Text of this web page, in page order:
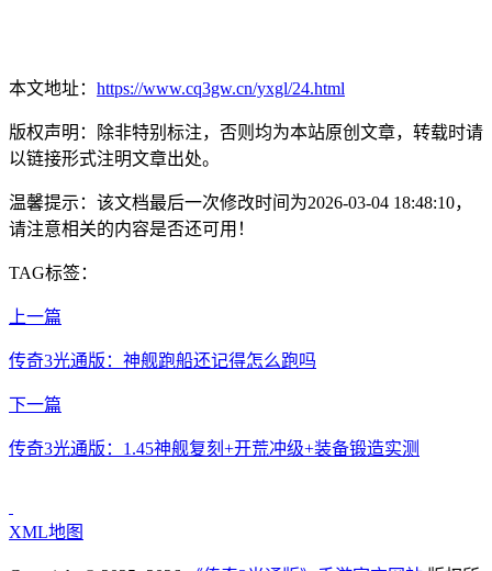
本文地址： https://www.cq3gw.cn/yxgl/24.html
版权声明：除非特别标注，否则均为本站原创文章，转载时请
以链接形式注明文章出处。
温馨提示：该文档最后一次修改时间为2026-03-04 18:48:10，
请注意相关的内容是否还可用！
TAG标签：
上一篇
传奇3光通版：神舰跑船还记得怎么跑吗
下一篇
传奇3光通版：1.45神舰复刻+开荒冲级+装备锻造实测
XML地图